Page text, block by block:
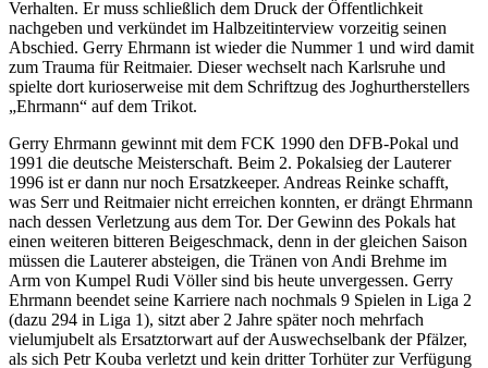
Verhalten. Er muss schließlich dem Druck der Öffentlichkeit
nachgeben und verkündet im Halbzeitinterview vorzeitig seinen
Abschied. Gerry Ehrmann ist wieder die Nummer 1 und wird damit
zum Trauma für Reitmaier. Dieser wechselt nach Karlsruhe und
spielte dort kurioserweise mit dem Schriftzug des Joghurtherstellers
„Ehrmann“ auf dem Trikot.
Gerry Ehrmann gewinnt mit dem FCK 1990 den DFB-Pokal und
1991 die deutsche Meisterschaft. Beim 2. Pokalsieg der Lauterer
1996 ist er dann nur noch Ersatzkeeper. Andreas Reinke schafft,
was Serr und Reitmaier nicht erreichen konnten, er drängt Ehrmann
nach dessen Verletzung aus dem Tor. Der Gewinn des Pokals hat
einen weiteren bitteren Beigeschmack, denn in der gleichen Saison
müssen die Lauterer absteigen, die Tränen von Andi Brehme im
Arm von Kumpel Rudi Völler sind bis heute unvergessen. Gerry
Ehrmann beendet seine Karriere nach nochmals 9 Spielen in Liga 2
(dazu 294 in Liga 1), sitzt aber 2 Jahre später noch mehrfach
vielumjubelt als Ersatztorwart auf der Auswechselbank der Pfälzer,
als sich Petr Kouba verletzt und kein dritter Torhüter zur Verfügung